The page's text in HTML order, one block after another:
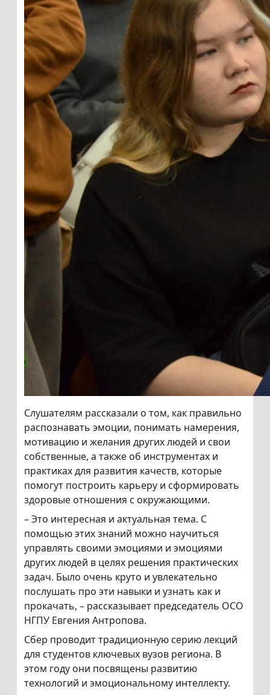
Слушателям рассказали о том, как правильно
распознавать эмоции, понимать намерения,
мотивацию и желания других людей и свои
собственные, а также об инструментах и
практиках для развития качеств, которые
помогут построить карьеру и сформировать
здоровые отношения с окружающими.
– Это интересная и актуальная тема. С
помощью этих знаний можно научиться
управлять своими эмоциями и эмоциями
других людей в целях решения практических
задач. Было очень круто и увлекательно
послушать про эти навыки и узнать как и
прокачать, – рассказывает председатель ОСО
НГПУ Евгения Антропова.
Сбер проводит традиционную серию лекций
для студентов ключевых вузов региона. В
этом году они посвящены развитию
технологий и эмоциональному интеллекту.